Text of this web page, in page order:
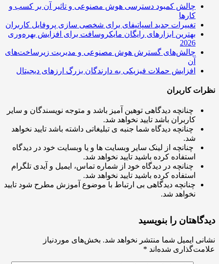
چالش کمبود دسترسی هوش مصنوعی و تاثیر آن بر کسب و
کارها
تغییرات جدید اسپاتیفای برای شخصی سازی پروفایل کاربران
بهترین ابزارهای رایگان مایکروسافت برای افزایش بهره‌وری
چالش‌های گسترش هوش مصنوعی و مدیریت زیرساخت‌های
افزایش حملات فیزیکی به دارندگان بزرگ ارزهای دیجیتال
کاربران
چنانچه دیدگاهی توهین آمیز باشد و متوجه نویسندگان و سایر
کاربران باشد تایید نخواهد شد.
چنانچه دیدگاه شما جنبه ی تبلیغاتی داشته باشد تایید نخواهد
چنانچه از لینک سایر وبسایت ها و یا وبسایت خود در دیدگاه
استفاده کرده باشید تایید نخواهد شد.
چنانچه در دیدگاه خود از شماره تماس، ایمیل و آیدی تلگرام
استفاده کرده باشید تایید نخواهد شد.
چنانچه دیدگاهی بی ارتباط با موضوع آموزش مطرح شود تایید
نخواهد شد.
را بنویسید
ایمیل شما منتشر نخواهد شد. بخش‌های موردنیاز
شده‌اند*